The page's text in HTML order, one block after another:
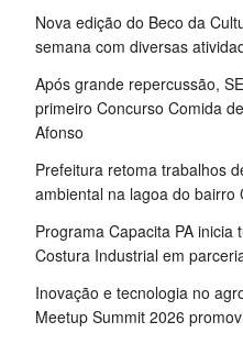
Nova edição do Beco da
semana com diversas
Após grande repercussão,
primeiro Concurso Comida
Afonso
Prefeitura retoma trabalhos
ambiental na lagoa do bairro
Programa Capacita PA inicia
Costura Industrial em
Inovação e tecnologia no
Meetup Summit 2026